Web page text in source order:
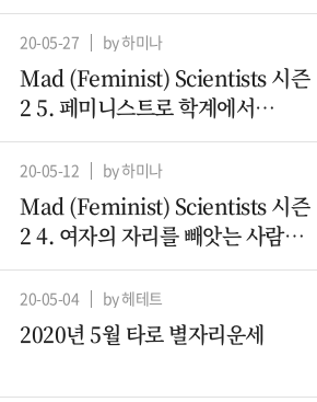
20-05-27 by 하미나
Mad (Feminist) Scientists 시즌
2 5. 페미니스트로 학계에서
살아남기
20-05-12 by 하미나
Mad (Feminist) Scientists 시즌
2 4. 여자의 자리를 빼앗는 사람들
– 컴퓨터과학 (2)
20-05-04 by 헤테트
2020년 5월 타로 별자리운세